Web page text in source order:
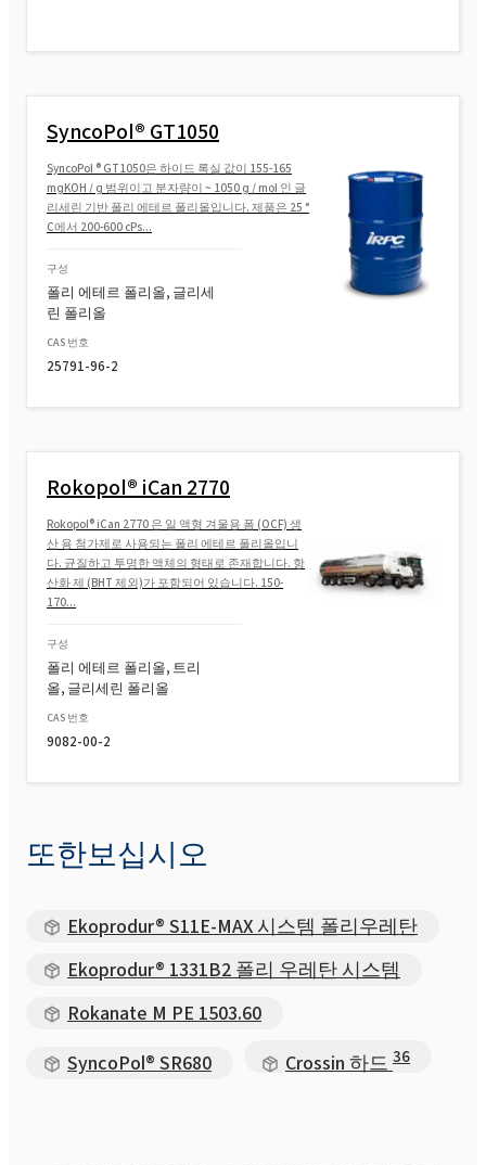
SyncoPol® GT1050
SyncoPol ® GT1050은 하이드 록실 값이 155-165
mgKOH / g 범위이고 분자량이 ~ 1050 g / mol 인 글
리세린 기반 폴리 에테르 폴리올입니다. 제품은 25 °
C에서 200-600 cPs...
구성
폴리 에테르 폴리올, 글리세
린 폴리올
CAS 번호
25791-96-2
Rokopol® iCan 2770
Rokopol® iCan 2770 은 일 액형 겨울용 폼 (OCF) 생
산 용 첨가제로 사용되는 폴리 에테르 폴리올입니
다. 균질하고 투명한 액체의 형태로 존재합니다. 항
산화 제 (BHT 제외)가 포함되어 있습니다. 150-
170...
구성
폴리 에테르 폴리올, 트리
올, 글리세린 폴리올
CAS 번호
9082-00-2
또한보십시오
Ekoprodur® S11E-MAX 시스템 폴리우레탄
Ekoprodur® 1331B2 폴리 우레탄 시스템
Rokanate M PE 1503.60
SyncoPol® SR680
Crossin 하드 36